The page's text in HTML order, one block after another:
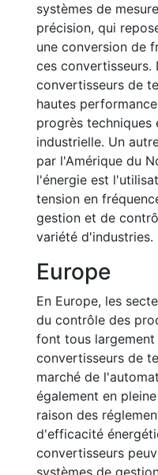
systèmes de
précision, qui
une conversion de
ces convertisseurs.
convertisseurs de
hautes
progrès
industrielle. Un
par l'Amérique du
l'énergie est
tension en
gestion et de
variété d'industries.
Europe
En Europe, les
du contrôle des
font tous largement
convertisseurs de
marché de
également en
raison des
d'efficacité
convertisseurs
systèmes de